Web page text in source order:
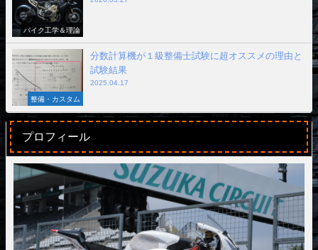
バイク工学＆理論
整備・カスタム
分数計算機が１級整備士試験に超オススメの理由と
試験結果
2025.04.17
プロフィール